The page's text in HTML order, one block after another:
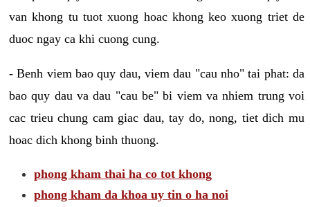
van khong tu tuot xuong hoac khong keo xuong triet de
duoc ngay ca khi cuong cung.
- Benh viem bao quy dau, viem dau "cau nho" tai phat: da
bao quy dau va dau "cau be" bi viem va nhiem trung voi
cac trieu chung cam giac dau, tay do, nong, tiet dich mu
hoac dich khong binh thuong.
phong kham thai ha co tot khong
phong kham da khoa uy tin o ha noi